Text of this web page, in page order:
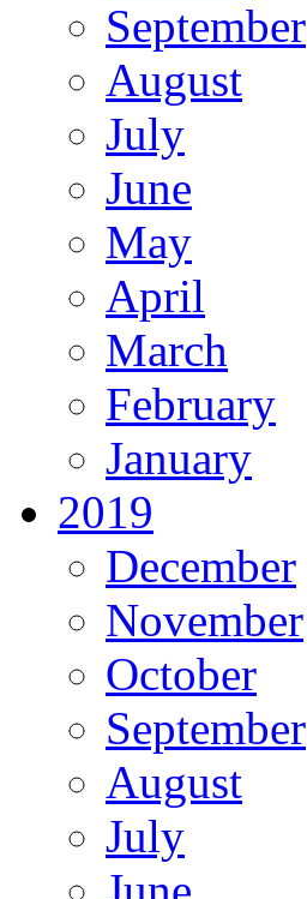
September
August
July
June
May
April
March
February
January
2019
December
November
October
September
August
July